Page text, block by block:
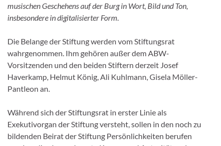
musischen Geschehens auf der Burg in Wort, Bild und Ton,
insbesondere in digitalisierter Form.
Die Belange der Stiftung werden vom Stiftungsrat
wahrgenommen. Ihm gehören außer dem ABW-
Vorsitzenden und den beiden Stiftern derzeit Josef
Haverkamp, Helmut König, Ali Kuhlmann, Gisela Möller-
Pantleon an.
Während sich der Stiftungsrat in erster Linie als
Exekutivorgan der Stiftung versteht, sollen in den noch zu
bildenden Beirat der Stiftung Persönlichkeiten berufen